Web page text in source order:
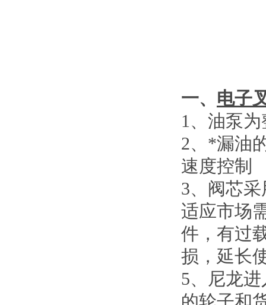
一、 电子
1、 油泵
2、 *漏油
速度控制
3、 阀芯
适应市场
件，有过
损，延长
5、 尼龙